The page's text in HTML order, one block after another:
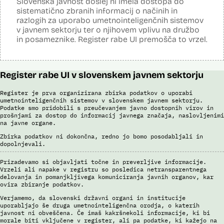
S sistemom AFIS (Automated Fingerprint Identification System /
Sistem za avtomatizirano identifikacijo prstnih odtisov), ki temelji na
uporabi algoritmov za izdelavo in iskanje biometričnih razpoznavnih
znakov, je omogočena primerjava in iskanje prstnih odtisov.
Brošura 60 let informacijsko telekomunikacijskega sistema policije
Odgovor na zahtevo za dostop do informacij javnega značaja
sistematično zbranih informacij o načinih in
razlogih za uporabo umetnointeligenčnih sistemov
v javnem sektorju ter o njihovem vplivu na družbo
in posameznike. Register rabe UI premošča to vrzel.
Register rabe UI v slovenskem javnem sektorju
Register je prva organizirana zbirka podatkov o uporabi
umetnointeligenčnih sistemov v slovenskem javnem sektorju.
Podatke smo pridobili s preučevanjem javno dostopnih virov in
prošnjami za dostop do informacij javnega značaja, naslovljenimi
na javne organe.
Zbirka podatkov ni dokončna, redno jo bomo posodabljali in
dopolnjevali.
Prizadevamo si objavljati točne in preverljive informacije.
Vrzeli ali napake v registru so posledica netransparentnega
delovanja in pomanjkljivega komuniciranja javnih organov, kar
ovira zbiranje podatkov.
Verjamemo, da slovenski državni organi in institucije
uporabljajo še druga umetnointeligenčna orodja, o katerih
javnost ni obveščena. Če imaš kakršnekoli informacije, ki bi
morale biti vključene v register, ali pa podatke, ki kažejo na